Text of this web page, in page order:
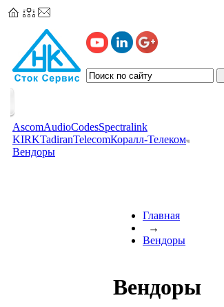
AscomAudioCodesSpectralink
KIRKTadiranTelecomКоралл-Телеком
Вендоры
Главная
→
Вендоры
Вендоры